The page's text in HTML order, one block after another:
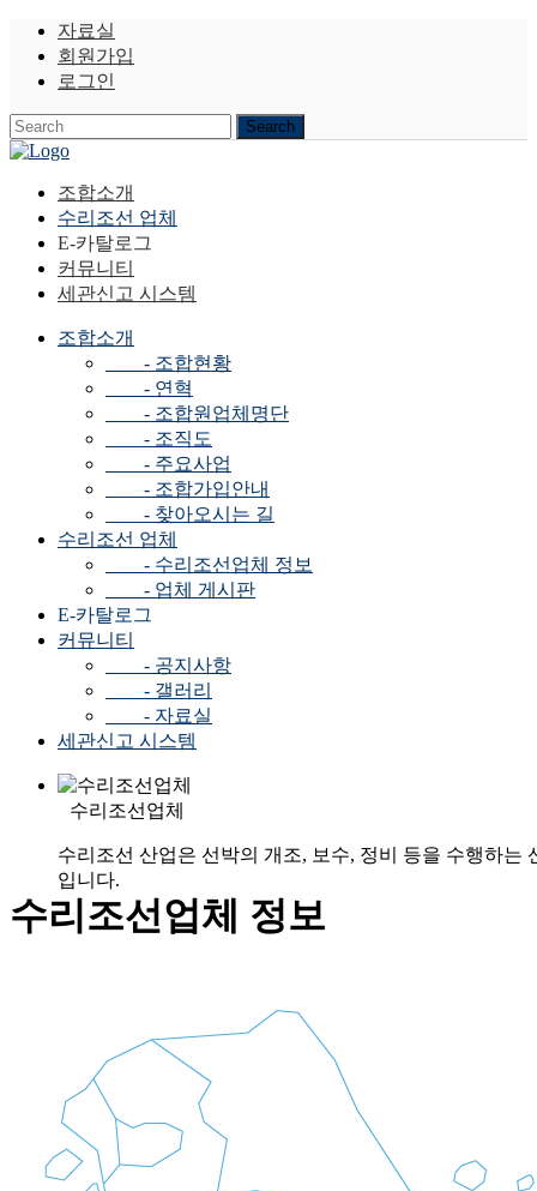
자료실
회원가입
로그인
조합소개
수리조선 업체
E-카탈로그
커뮤니티
세관신고 시스템
조합소개
- 조합현황
- 연혁
- 조합원업체명단
- 조직도
- 주요사업
- 조합가입안내
- 찾아오시는 길
수리조선 업체
- 수리조선업체 정보
- 업체 게시판
E-카탈로그
커뮤니티
- 공지사항
- 갤러리
- 자료실
세관신고 시스템
수리조선업체
수리조선 산업은 선박의 개조, 보수, 정비 등을 수행하는
입니다.
수리조선업체 정보